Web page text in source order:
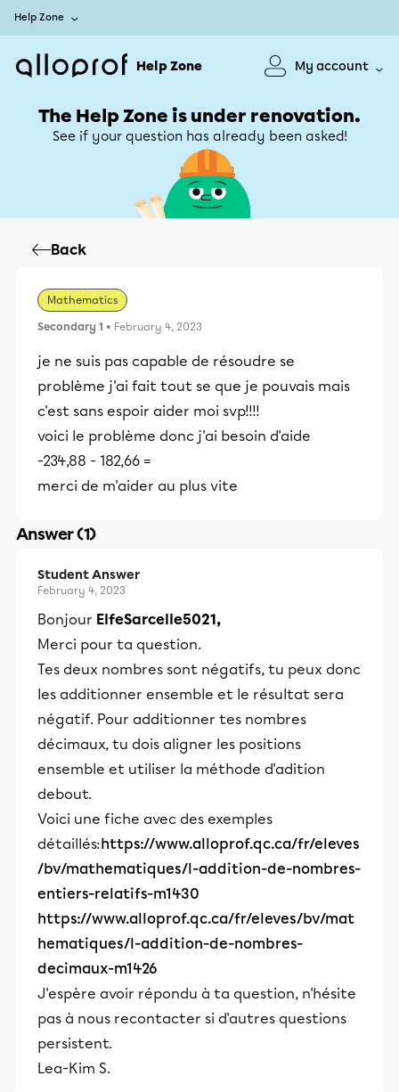
Help Zone
Help Zone My account
The Help Zone is under renovation.
See if your question has already been asked!
Back
Mathematics
Secondary 1 • February 4, 2023
je ne suis pas capable de résoudre se
problème j'ai fait tout se que je pouvais mais
c'est sans espoir aider moi svp!!!!
voici le problème donc j'ai besoin d'aide
-234,88 - 182,66 =
merci de m'aider au plus vite
Answer (1)
Student Answer
February 4, 2023
Bonjour ElfeSarcelle5021,
Merci pour ta question.
Tes deux nombres sont négatifs, tu peux donc
les additionner ensemble et le résultat sera
négatif. Pour additionner tes nombres
décimaux, tu dois aligner les positions
ensemble et utiliser la méthode d'adition
debout.
Voici une fiche avec des exemples
détaillés:https://www.alloprof.qc.ca/fr/eleves
/bv/mathematiques/l-addition-de-nombres-
entiers-relatifs-m1430
https://www.alloprof.qc.ca/fr/eleves/bv/mat
hematiques/l-addition-de-nombres-
decimaux-m1426
J'espère avoir répondu à ta question, n'hésite
pas à nous recontacter si d'autres questions
persistent.
Lea-Kim S.